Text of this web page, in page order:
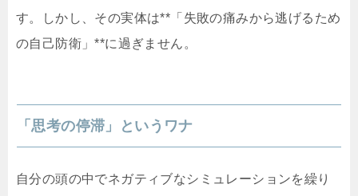
す。しかし、その実体は**「失敗の痛みから逃げるため
の自己防衛」**に過ぎません。
「思考の停滞」というワナ
自分の頭の中でネガティブなシミュレーションを繰り